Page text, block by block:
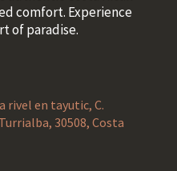
comfort. Experience
of paradise.
rivel en tayutic, C.
30508, Costa